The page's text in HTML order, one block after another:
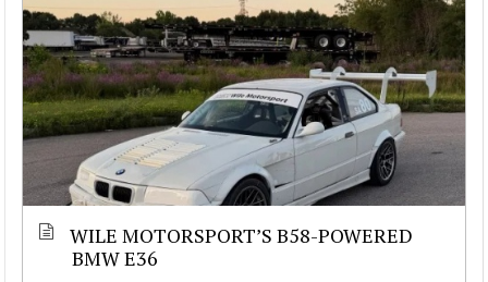
WILE MOTORSPORT’S B58-POWERED
BMW E36